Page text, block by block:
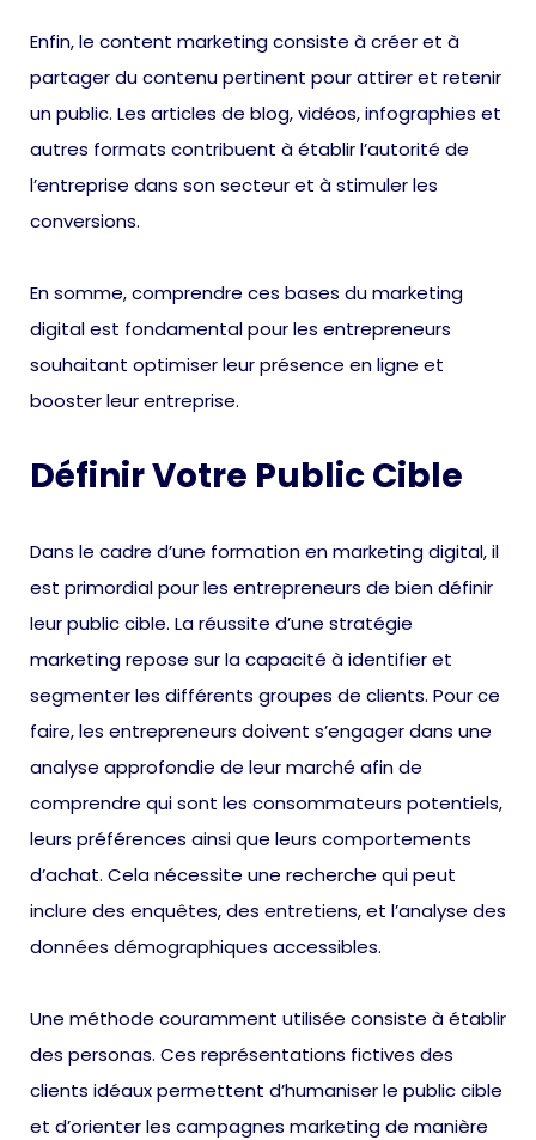
Enfin, le content marketing consiste à créer et à
partager du contenu pertinent pour attirer et retenir
un public. Les articles de blog, vidéos, infographies et
autres formats contribuent à établir l’autorité de
l’entreprise dans son secteur et à stimuler les
conversions.
En somme, comprendre ces bases du marketing
digital est fondamental pour les entrepreneurs
souhaitant optimiser leur présence en ligne et
booster leur entreprise.
Définir Votre Public Cible
Dans le cadre d’une formation en marketing digital, il
est primordial pour les entrepreneurs de bien définir
leur public cible. La réussite d’une stratégie
marketing repose sur la capacité à identifier et
segmenter les différents groupes de clients. Pour ce
faire, les entrepreneurs doivent s’engager dans une
analyse approfondie de leur marché afin de
comprendre qui sont les consommateurs potentiels,
leurs préférences ainsi que leurs comportements
d’achat. Cela nécessite une recherche qui peut
inclure des enquêtes, des entretiens, et l’analyse des
données démographiques accessibles.
Une méthode couramment utilisée consiste à établir
des personas. Ces représentations fictives des
clients idéaux permettent d’humaniser le public cible
et d’orienter les campagnes marketing de manière